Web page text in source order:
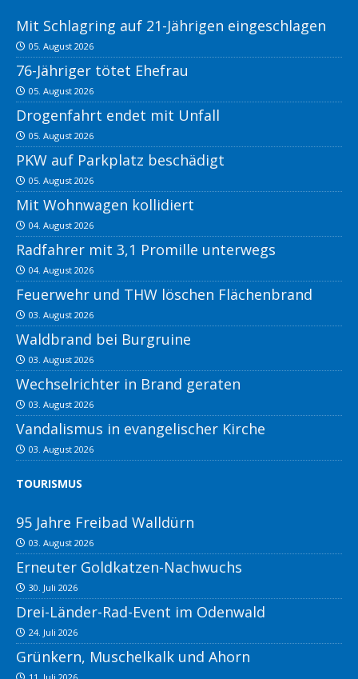
Mit Schlagring auf 21-Jährigen eingeschlagen
05. August 2026
76-Jähriger tötet Ehefrau
05. August 2026
Drogenfahrt endet mit Unfall
05. August 2026
PKW auf Parkplatz beschädigt
05. August 2026
Mit Wohnwagen kollidiert
04. August 2026
Radfahrer mit 3,1 Promille unterwegs
04. August 2026
Feuerwehr und THW löschen Flächenbrand
03. August 2026
Waldbrand bei Burgruine
03. August 2026
Wechselrichter in Brand geraten
03. August 2026
Vandalismus in evangelischer Kirche
03. August 2026
TOURISMUS
95 Jahre Freibad Walldürn
03. August 2026
Erneuter Goldkatzen-Nachwuchs
30. Juli 2026
Drei-Länder-Rad-Event im Odenwald
24. Juli 2026
Grünkern, Muschelkalk und Ahorn